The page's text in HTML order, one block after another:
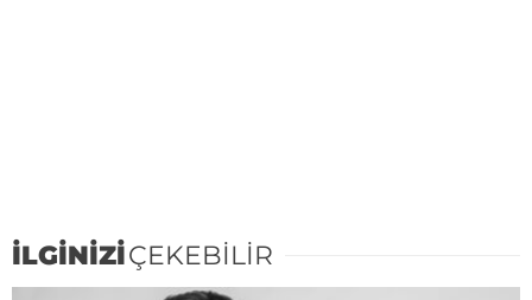
İLGİNİZİÇEKEBİLİR